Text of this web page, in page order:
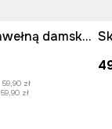
Skarpetki z bawełną damskie z kolekcji Eviva L'arte (2-pack)
59,90 zł
59,90 zł